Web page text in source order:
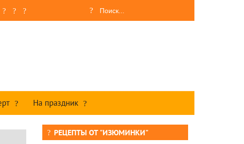
На праздник
РЕЦЕПТЫ ОТ "ИЗЮМИНКИ"